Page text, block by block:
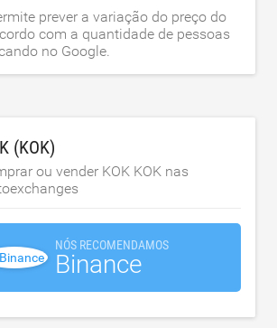
prever a variação do preço do
com a quantidade de pessoas
no Google.
(KOK)
ou vender KOK KOK nas
NÓS RECOMENDAMOS
Binance